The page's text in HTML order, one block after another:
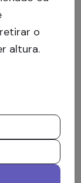
o
altura.